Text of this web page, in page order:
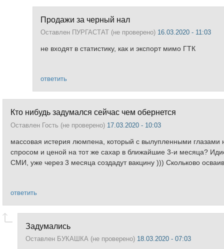
Продажи за черный нал
Оставлен ПУРГАСТАТ (не проверено) 16.03.2020 - 11:03
не входят в статистику, как и экспорт мимо ГТК
ответить
Кто нибудь задумался сейчас чем обернется
Оставлен Гость (не проверено) 17.03.2020 - 10:03
массовая истерия люмпена, который с вылупленными глазами
спросом и ценой на тот же сахар в ближайшие 3-и месяца?
СМИ, уже через 3 месяца создадут вакцину ))) Скольково
ответить
Задумались
Оставлен БУКАШКА (не проверено) 18.03.2020 - 07:03